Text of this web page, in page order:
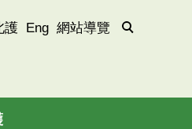
護 Eng 網站導覽